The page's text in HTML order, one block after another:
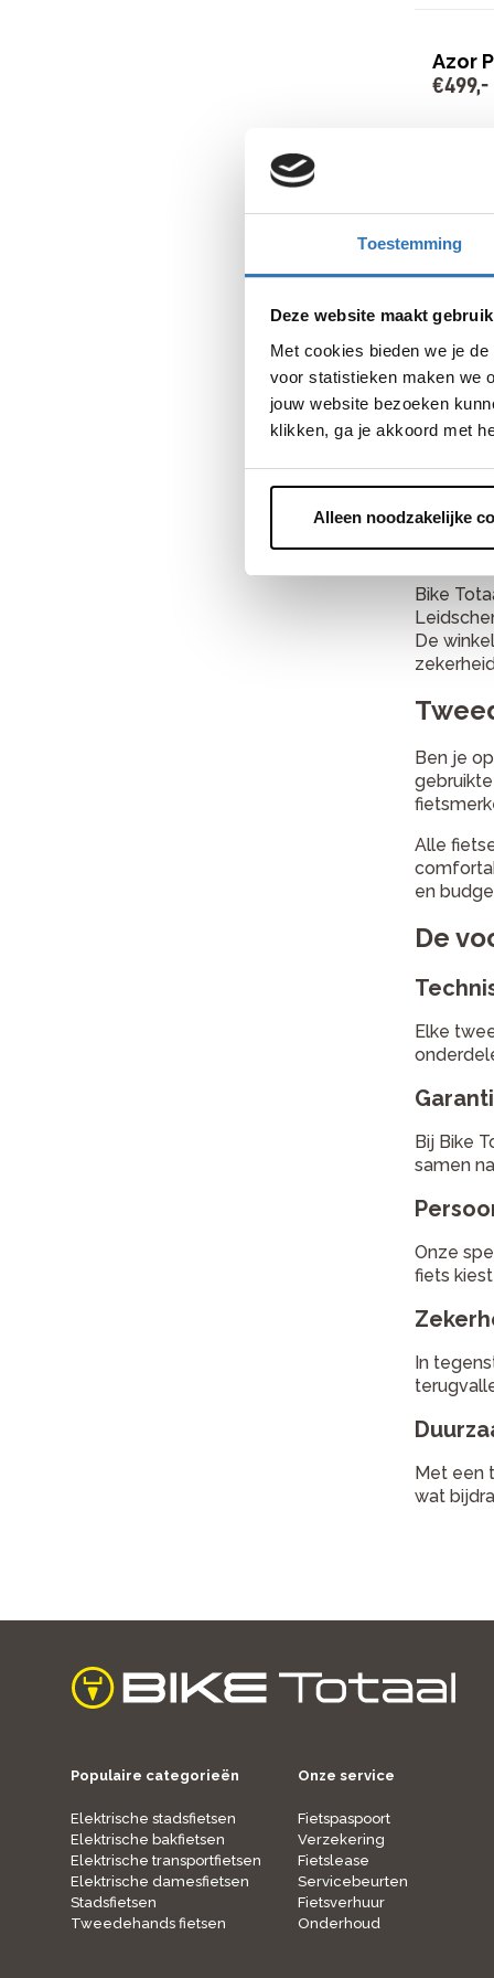
Toestemming
Deze website maakt
Met cookies bieden we je
voor statistieken maken we
jouw website bezoeken
klikken, ga je akkoord met
Alleen noodzakelijke
Azor
€499,-
€499
Over
Bike
De
Ben je
Alle
en
De
Elke
Bij Bike
samen
Onze
fiets
In
Met een
wat
home
Populaire categorieën
Elektrische stadsfietsen
Elektrische bakfietsen
Elektrische transportfietsen
Elektrische damesfietsen
Stadsfietsen
Tweedehands fietsen
Onze service
Fietspaspoort
Verzekering
Fietslease
Servicebeurten
Fietsverhuur
Onderhoud